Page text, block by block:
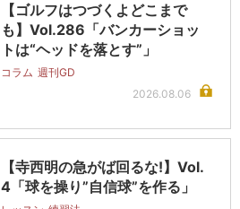
【ゴルフはつづくよどこまで
も】Vol.286「バンカーショッ
トは“ヘッドを落とす”」
コラム 週刊GD
2026.08.06
【寺西明の急がば回るな!】Vol.
4「球を操り”自信球”を作る」